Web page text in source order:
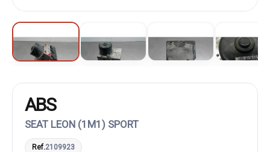
ABS
SEAT LEON (1M1) SPORT
Ref.2109923